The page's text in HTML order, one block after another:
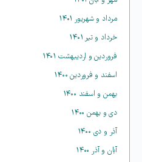
مرداد و شهریور ۱۴۰۱
خرداد و تیر ۱۴۰۱
فروردین و اردیبهشت ۱۴۰۱
اسفند و فروردین ۱۴۰۰
بهمن و اسفند ۱۴۰۰
دی و بهمن ۱۴۰۰
آذر و دی ۱۴۰۰
آبان و آذر ۱۴۰۰